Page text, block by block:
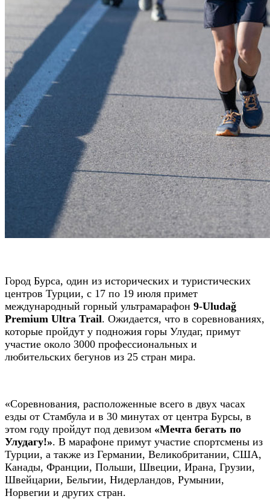
Город Бурса, один из исторических и туристических
центров Турции, с 17 по 19 июля примет
международный горный ультрамарафон 9-Uludağ
Premium Ultra Trail. Ожидается, что в соревнованиях,
которые пройдут у подножия горы Улудаг, примут
участие около 3000 профессиональных и
любительских бегунов из 25 стран мира.
«Соревнования, расположенные всего в двух часах
езды от Стамбула и в 30 минутах от центра Бурсы, в
этом году пройдут под девизом «Мечта бегать по
Улудагу!». В марафоне примут участие спортсмены из
Турции, а также из Германии, Великобритании, США,
Канады, Франции, Польши, Швеции, Ирана, Грузии,
Швейцарии, Бельгии, Нидерландов, Румынии,
Норвегии и других стран.